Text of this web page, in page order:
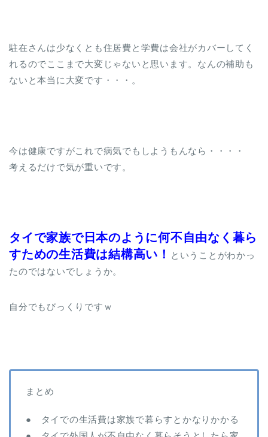
駐在さんは少なくとも住居費と学費は会社がカバーしてく
れるのでここまで大変じゃないと思います。なんの補助も
ないと本当に大変です・・・。
今は健康ですがこれで病気でもしようもんなら・・・・
考えるだけで気が重いです。
タイで家族で日本のように何不自由なく暮ら
すための生活費は結構高い！
ということがわかっ
たのではないでしょうか。
自分でもびっくりですｗ
まとめ
● タイでの生活費は家族で暮らすとかなりかかる